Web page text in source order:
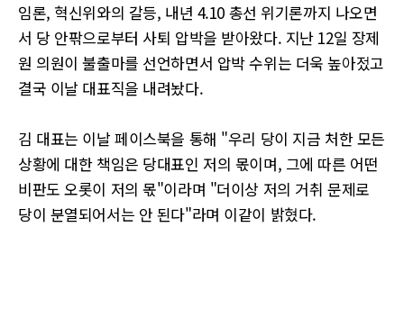
임론, 혁신위와의 갈등, 내년 4.10 총선 위기론까지 나오면
서 당 안팎으로부터 사퇴 압박을 받아왔다. 지난 12일 장제
원 의원이 불출마를 선언하면서 압박 수위는 더욱 높아젔고
결국 이날 대표직을 내려놨다.
김 대표는 이날 페이스북을 통해 "우리 당이 지금 처한 모든
상황에 대한 책임은 당대표인 저의 몫이며, 그에 따른 어떤
비판도 오롯이 저의 몫"이라며 "더이상 저의 거취 문제로
당이 분열되어서는 안 된다"라며 이같이 밝혔다.